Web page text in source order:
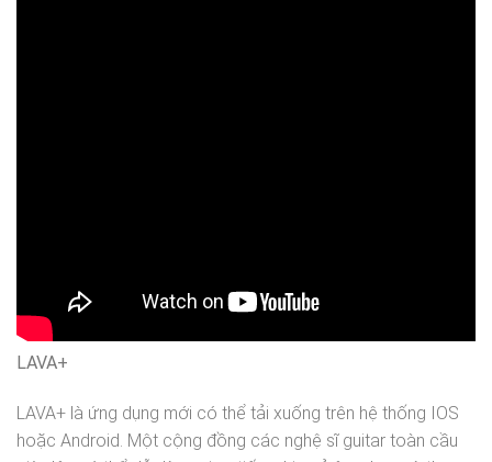
LAVA+
LAVA+ là ứng dụng mới có thể tải xuống trên hệ thống IOS
hoặc Android. Một cộng đồng các nghệ sĩ guitar toàn cầu